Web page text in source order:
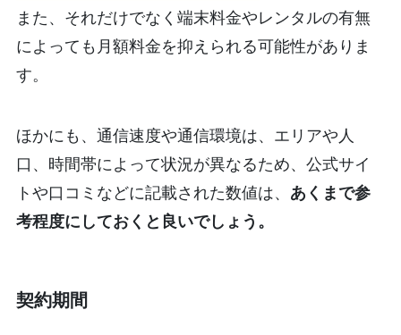
また、それだけでなく端末料金やレンタルの有無
によっても月額料金を抑えられる可能性がありま
す。
ほかにも、通信速度や通信環境は、エリアや人
口、時間帯によって状況が異なるため、公式サイ
トや口コミなどに記載された数値は、 あくまで参
考程度にしておくと良いでしょう。
契約期間